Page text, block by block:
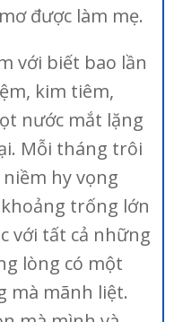
được làm mẹ.
với biết bao lần
kim tiêm,
nước mắt lặng
Mỗi tháng trôi
hy vọng
trống lớn
với tất cả những
lòng có một
mà mãnh liệt.